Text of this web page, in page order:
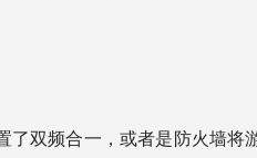
了双频合一，或者是防火墙